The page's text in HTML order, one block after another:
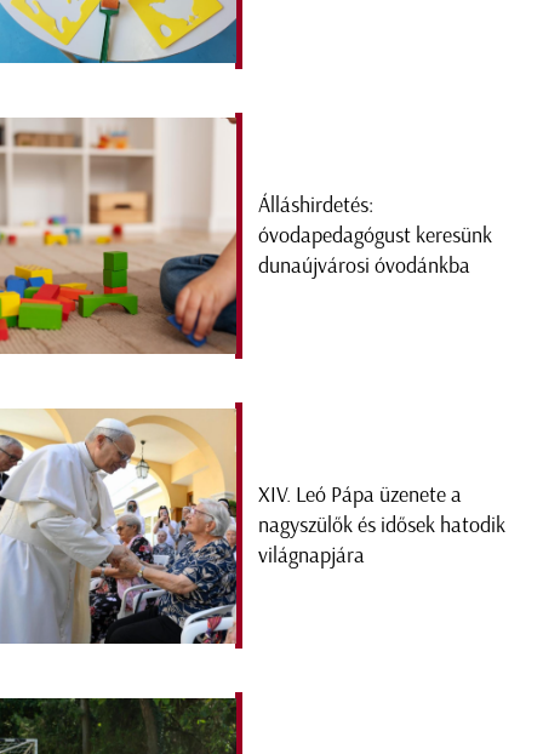
Álláshirdetés:
óvodapedagógust keresünk
dunaújvárosi óvodánkba
XIV. Leó Pápa üzenete a
nagyszülők és idősek hatodik
világnapjára